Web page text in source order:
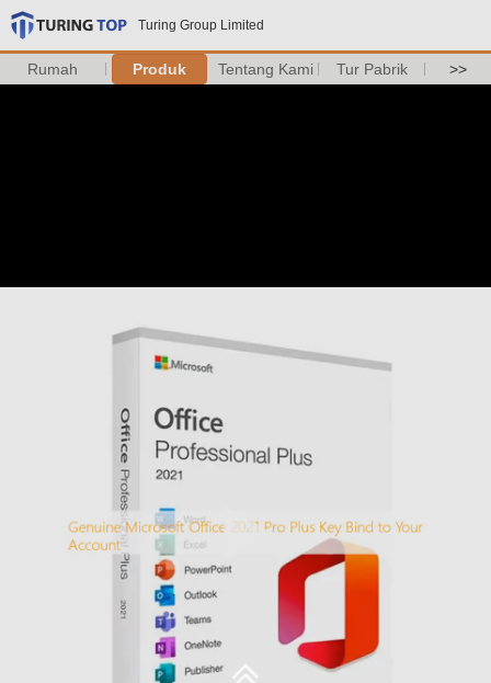
Turing Group Limited
Rumah Produk Tentang Kami Tur Pabrik >>
Anda kembali!